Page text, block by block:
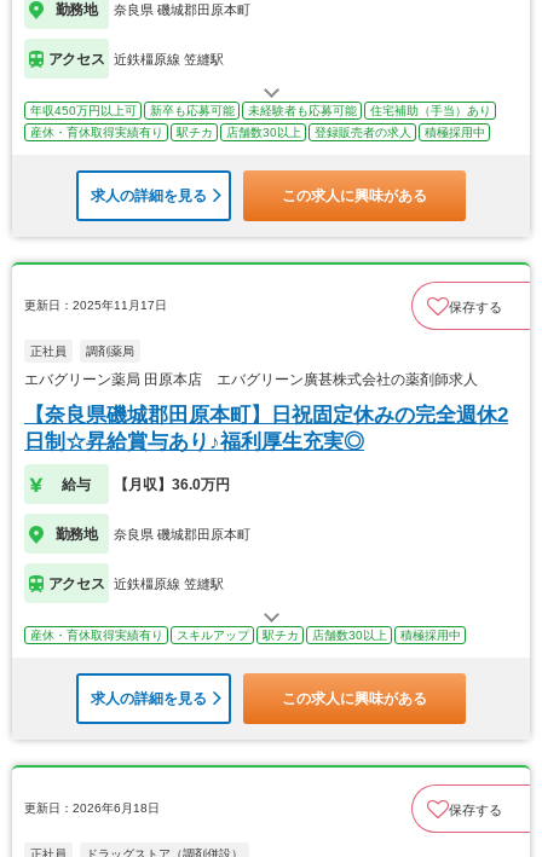
勤務地 奈良県 磯城郡田原本町
アクセス 近鉄橿原線 笠縫駅
年収450万円以上可 新卒も応募可能 未経験者も応募可能
住宅補助（手当）あり
産休・育休取得実績有り
駅チカ 店舗数30以上 登録販売者の求人 積極採用中
求人の詳細を見る この求人に興味がある
更新日：2025年11月17日 保存する
正社員 調剤薬局
エバグリーン薬局 田原本店 エバグリーン廣甚株式会社の薬剤師求人
【奈良県磯城郡田原本町】日祝固定休みの完全週休2
日制☆昇給賞与あり♪福利厚生充実◎
給与 【月収】36.0万円
勤務地 奈良県 磯城郡田原本町
アクセス 近鉄橿原線 笠縫駅
産休・育休取得実績有り スキルアップ 駅チカ 店舗数30以上 積極採用中
求人の詳細を見る この求人に興味がある
更新日：2026年6月18日 保存する
正社員 ドラッグストア（調剤併設）